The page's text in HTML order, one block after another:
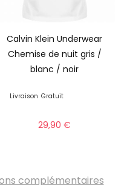
Calvin Klein Underwear
Chemise de nuit gris /
blanc / noir
Livraison Gratuit
29,90€
complémentaires